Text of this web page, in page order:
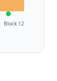
Block 12